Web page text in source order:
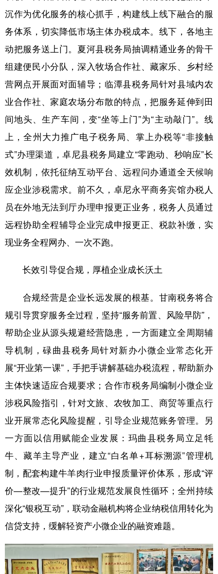
沉作为优化服务的核心抓手，构建线上线下融合的服
务体系，切实降低市场主体办税成本。线下，各地主
动把服务送上门。夏河县税务局抽调精通业务的骨干
组建便民小分队，深入牧场合作社、藏家乐、乡村经
营网点开展面对面辅导；临潭县税务局针对县域内农
业合作社、家庭农场分布散的特点，把服务延伸到田
间地头、生产车间，变“坐等上门”为“主动敲门”。线
上，全州大力推广电子税务局、掌上办税等“非接触
式”办理渠道，卓尼县税务局建立“零跑动、秒响应”长
效机制，依托征纳互动平台、远程问办通道全天候响
应企业涉税需求。前不久，卓尼永平商务宾馆办税人
员在外地无法到厅办理申报更正业务，税务人员通过
远程协助全程辅导企业完成申报更正、税款补缴，实
现业务全程网办、一次不跑。
长效引导促合规，厚植企业成长沃土
合规经营是企业长远发展的根基。甘南税务将合
规引导贯穿服务全过程，坚持“服务前置、风险早防”，
帮助企业从源头规避经营隐患，一方面建立全周期辅
导机制，碌曲县税务局针对新办小微企业常态化开
展“开业第一课”，手把手讲解基础办税流程，帮助新办
主体快速适应合规要求；合作市税务局编制小微企业
涉税风险指引，针对文旅、农牧加工、商贸等重点行
业开展常态化风险提醒，引导企业规范账务管理。另
一方面以信用赋能企业发展：玛曲县税务局立足牦
牛、藏羊主导产业，建立“白名单+耳标溯源”管理机
制，配套构建牛羊肉行业申报质量评价体系，形成“评
价—整改—提升”的行业规范发展良性循环；全州持续
深化“银税互动”，联动金融机构将企业纳税信用转化为
信贷支持，缓解轻资产小微企业的融资难题。